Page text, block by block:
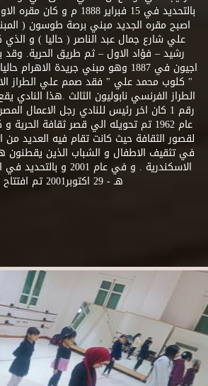
بالتحديد في 15 فبراير
اصبح مقره الجديد مبني برصة طوسون (
علي شارع جمال عبد الناصر ( حاليا ) و
رشيد – فؤاد الاول – ثم طريق الحرية. وقد
اجيون في 1887 وهو مبني جريدة
" كلوب محمد علي " فقد صمم علي الطراز
الطراز الفرنسي نابوليون الثالث .هذا
رقم 1 كان اخر رئيس للنادي رجل
عام 1962 تم تحويله الي قصر ثقافة
لقصور الثقافة حيث كانت تقام فيه العديد من
في تثقيف الاطفال و الشباب الذين يقطنون
هـ - 29 اكتوبر2001 تم افتتاح المركز